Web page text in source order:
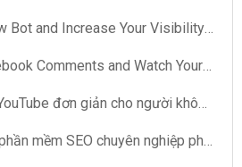
and Increase Your Visibility Now
and Watch Your Interaction Soar
đơn giản cho người không chuyên
SEO chuyên nghiệp phù hợp cho doanh nghiệp